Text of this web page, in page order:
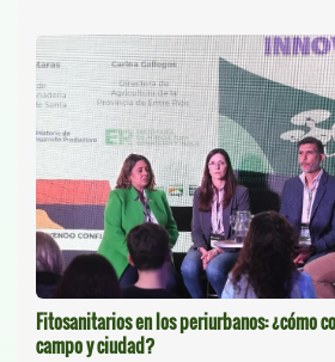
Fitosanitarios en los periurbanos: ¿cómo
campo y ciudad?